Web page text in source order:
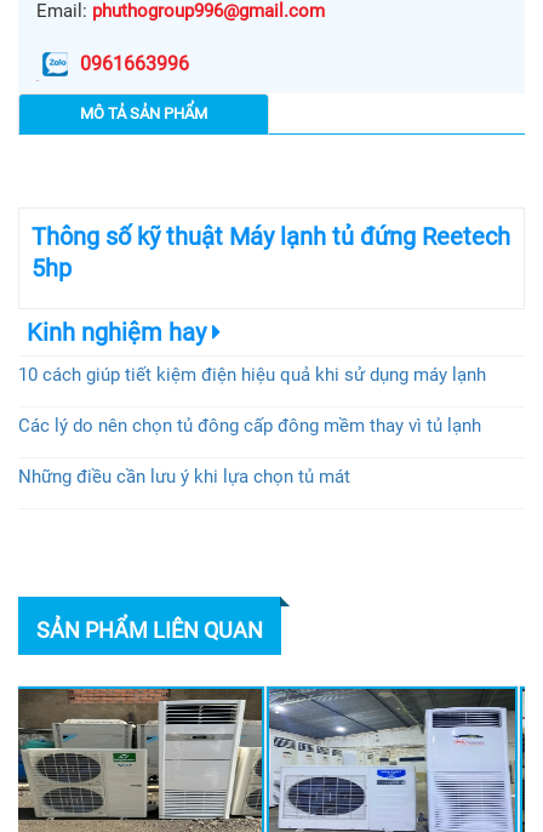
Email: phuthogroup996@gmail.com
0961663996
MÔ TẢ SẢN PHẨM
Thông số kỹ thuật Máy lạnh tủ đứng Reetech
5hp
Kinh nghiệm hay
10 cách giúp tiết kiệm điện hiệu quả khi sử dụng máy lạnh
Các lý do nên chọn tủ đông cấp đông mềm thay vì tủ lạnh
Những điều cần lưu ý khi lựa chọn tủ mát
SẢN PHẨM LIÊN QUAN